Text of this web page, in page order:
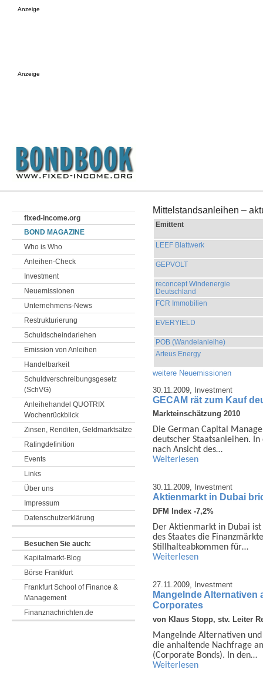
Anzeige
Anzeige
Mittelstandsanleihen –
Emittent
LEEF Blattwerk
GEPVOLT
reconcept Windenergie
Deutschland
FCR Immobilien
EVERYIELD
POB (Wandelanleihe)
Arteus Energy
weitere Neuemissionen
30.11.2009, Investment
GECAM rät zum Kauf
Markteinschätzung 2010
Die German Capital
deutscher Staatsanleihen.
nach Ansicht des…
Weiterlesen
30.11.2009, Investment
Aktienmarkt in Dubai
DFM Index -7,2%
Der Aktienmarkt in Dubai
des Staates die
Stillhalteabkommen für…
Weiterlesen
27.11.2009, Investment
Mangelnde Alternativen
Corporates
von Klaus Stopp, stv. Leiter
Mangelnde Alternativen
die anhaltende Nachfrage
(Corporate Bonds). In den…
Weiterlesen
fixed-income.org
BOND MAGAZINE
Who is Who
Anleihen-Check
Investment
Neuemissionen
Unternehmens-News
Restrukturierung
Schuldscheindarlehen
Emission von Anleihen
Handelbarkeit
Schuldverschreibungsgesetz
(SchVG)
Anleihehandel QUOTRIX
Wochenrückblick
Zinsen, Renditen, Geldmarktsätze
Ratingdefinition
Events
Links
Über uns
Impressum
Datenschutzerklärung
Besuchen Sie auch:
Kapitalmarkt-Blog
Börse Frankfurt
Frankfurt School of Finance &
Management
Finanznachrichten.de